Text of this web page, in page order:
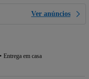
Ver anúncios
Entrega em casa